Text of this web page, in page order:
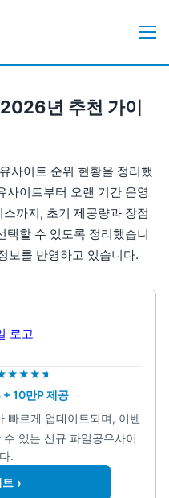
년 추천 가이
사이트 순위 현황을 정리했
사이트부터 오랜 기간 운영
까지, 초기 제공량과 장점
택할 수 있도록 정리했습니
보를 반영하고 있습니다.
10만P 제공
빠르게 업데이트되며, 이벤
있는 신규 파일공유사이
.
트 ›